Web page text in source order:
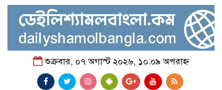
শুক্রবার, ০৭ অগাস্ট ২০২৬, ১০:০৯ অপরাহ্ন